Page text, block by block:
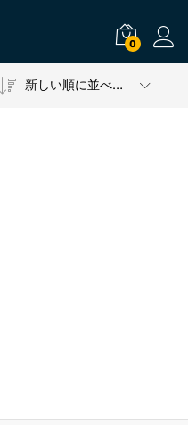
0
新しい順に並べ替え